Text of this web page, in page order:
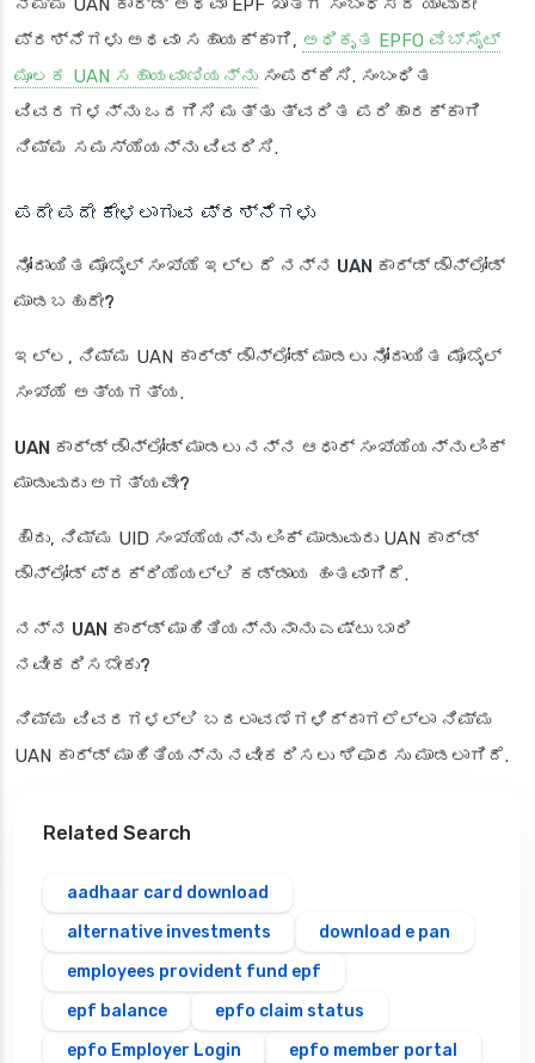
ನಿಮ್ಮ UAN ಕಾರ್ಡ್ ಅಥವಾ EPF ಖಾತೆಗೆ ಸಂಬಂಧಿಸಿದ ಯಾವುದೇ
ಪ್ರಶ್ನೆಗಳು ಅಥವಾ ಸಹಾಯಕ್ಕಾಗಿ, ಅಧಿಕೃತ EPFO ವೆಬ್‌ಸೈಟ್
ಮೂಲಕ UAN ಸಹಾಯವಾಣಿಯನ್ನು ಸಂಪರ್ಕಿಸಿ. ಸಂಬಂಧಿತ
ವಿವರಗಳನ್ನು ಒದಗಿಸಿ ಮತ್ತು ತ್ವರಿತ ಪರಿಹಾರಕ್ಕಾಗಿ
ನಿಮ್ಮ ಸಮಸ್ಯೆಯನ್ನು ವಿವರಿಸಿ.
ಪದೇ ಪದೇ ಕೇಳಲಾಗುವ ಪ್ರಶ್ನೆಗಳು
ನೋಂದಾಯಿತ ಮೊಬೈಲ್ ಸಂಖ್ಯೆ ಇಲ್ಲದೆ ನನ್ನ UAN ಕಾರ್ಡ್ ಡೌನ್‌ಲೋಡ್
ಮಾಡಬಹುದೇ?
ಇಲ್ಲ, ನಿಮ್ಮ UAN ಕಾರ್ಡ್ ಡೌನ್‌ಲೋಡ್ ಮಾಡಲು ನೋಂದಾಯಿತ ಮೊಬೈಲ್
ಸಂಖ್ಯೆ ಅತ್ಯಗತ್ಯ.
UAN ಕಾರ್ಡ್ ಡೌನ್‌ಲೋಡ್ ಮಾಡಲು ನನ್ನ ಆಧಾರ್ ಸಂಖ್ಯೆಯನ್ನು ಲಿಂಕ್
ಮಾಡುವುದು ಅಗತ್ಯವೇ?
ಹೌದು, ನಿಮ್ಮ UID ಸಂಖ್ಯೆಯನ್ನು ಲಿಂಕ್ ಮಾಡುವುದು UAN ಕಾರ್ಡ್
ಡೌನ್‌ಲೋಡ್ ಪ್ರಕ್ರಿಯೆಯಲ್ಲಿ ಕಡ್ಡಾಯ ಹಂತವಾಗಿದೆ.
ನನ್ನ UAN ಕಾರ್ಡ್ ಮಾಹಿತಿಯನ್ನು ನಾನು ಎಷ್ಟು ಬಾರಿ
ನವೀಕರಿಸಬೇಕು?
ನಿಮ್ಮ ವಿವರಗಳಲ್ಲಿ ಬದಲಾವಣೆಗಳಿದ್ದಾಗಲೆಲ್ಲಾ ನಿಮ್ಮ
UAN ಕಾರ್ಡ್ ಮಾಹಿತಿಯನ್ನು ನವೀಕರಿಸಲು ಶಿಫಾರಸು ಮಾಡಲಾಗಿದೆ.
Related Search
aadhaar card download
alternative investments
download e pan
employees provident fund epf
epf balance
epfo claim status
epfo Employer Login
epfo member portal